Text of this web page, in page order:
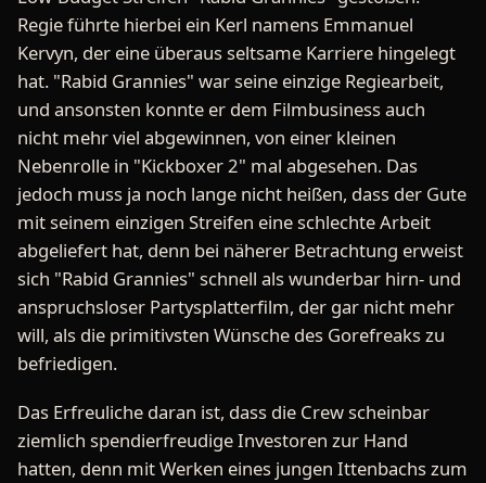
Regie führte hierbei ein Kerl namens Emmanuel
Kervyn, der eine überaus seltsame Karriere hingelegt
hat. "Rabid Grannies" war seine einzige Regiearbeit,
und ansonsten konnte er dem Filmbusiness auch
nicht mehr viel abgewinnen, von einer kleinen
Nebenrolle in "Kickboxer 2" mal abgesehen. Das
jedoch muss ja noch lange nicht heißen, dass der Gute
mit seinem einzigen Streifen eine schlechte Arbeit
abgeliefert hat, denn bei näherer Betrachtung erweist
sich "Rabid Grannies" schnell als wunderbar hirn- und
anspruchsloser Partysplatterfilm, der gar nicht mehr
will, als die primitivsten Wünsche des Gorefreaks zu
befriedigen.
Das Erfreuliche daran ist, dass die Crew scheinbar
ziemlich spendierfreudige Investoren zur Hand
hatten, denn mit Werken eines jungen Ittenbachs zum